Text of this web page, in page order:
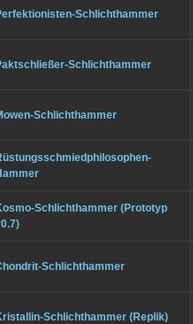
Schlichthammer
Schlichthammer
Schlichthammer
Schlichthammer (Prototyp
Schlichthammer
Schlichthammer (Replik)